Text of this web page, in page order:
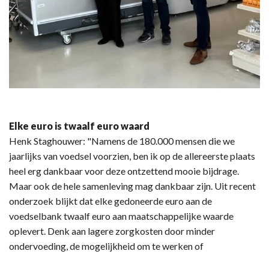
Elke euro is twaalf euro waard
Henk Staghouwer: "Namens de 180.000 mensen die we
jaarlijks van voedsel voorzien, ben ik op de allereerste plaats
heel erg dankbaar voor deze ontzettend mooie bijdrage.
Maar ook de hele samenleving mag dankbaar zijn. Uit recent
onderzoek blijkt dat elke gedoneerde euro aan de
voedselbank twaalf euro aan maatschappelijke waarde
oplevert. Denk aan lagere zorgkosten door minder
ondervoeding, de mogelijkheid om te werken of